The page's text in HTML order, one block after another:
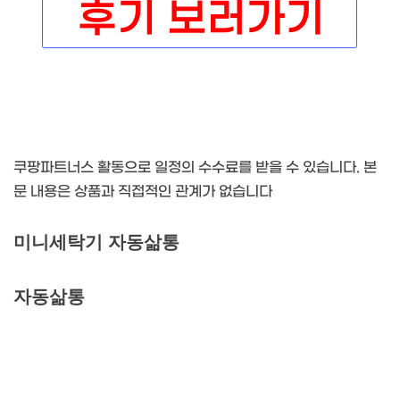
쿠팡파트너스 활동으로 일정의 수수료를 받을 수 있습니다. 본
문 내용은 상품과 직접적인 관계가 없습니다
미니세탁기 자동삶통
자동삶통